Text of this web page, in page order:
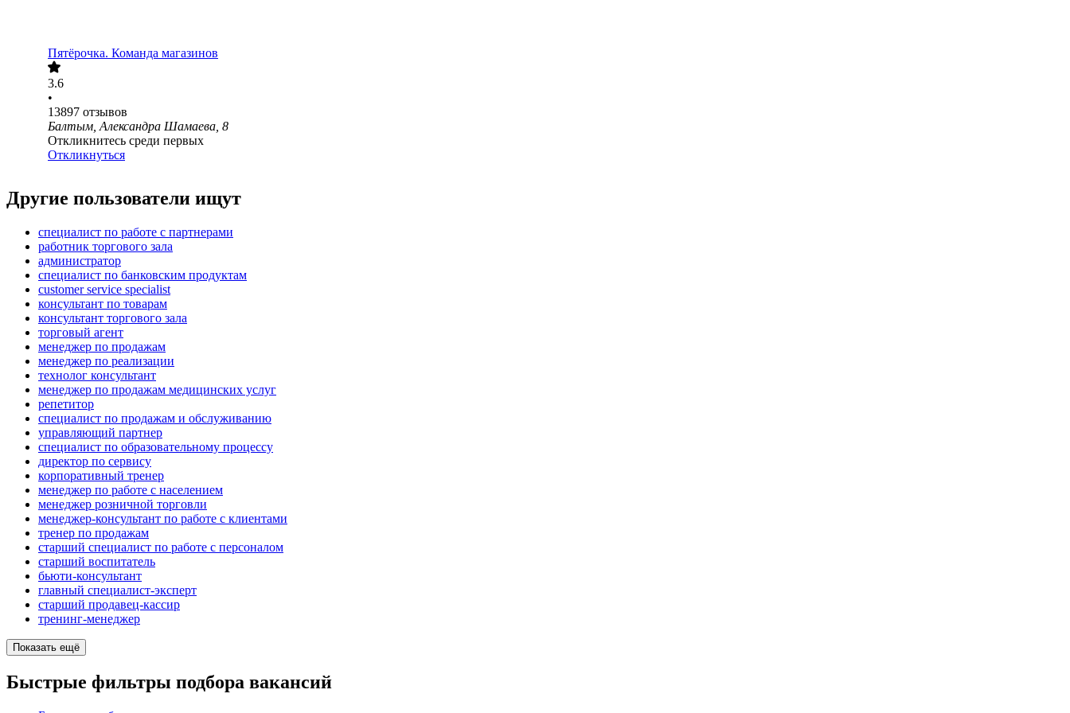
Пятёрочка. Команда магазинов
3.6
•
13897 отзывов
Балтым, Александра Шамаева, 8
Откликнитесь среди первых
Откликнуться
Другие пользователи ищут
специалист по работе с партнерами
работник торгового зала
администратор
специалист по банковским продуктам
customer service specialist
консультант по товарам
консультант торгового зала
торговый агент
менеджер по продажам
менеджер по реализации
технолог консультант
менеджер по продажам медицинских услуг
репетитор
специалист по продажам и обслуживанию
управляющий партнер
специалист по образовательному процессу
директор по сервису
корпоративный тренер
менеджер по работе с населением
менеджер розничной торговли
менеджер-консультант по работе с клиентами
тренер по продажам
старший специалист по работе с персоналом
старший воспитатель
бьюти-консультант
главный специалист-эксперт
старший продавец-кассир
тренинг-менеджер
Показать ещё
Быстрые фильтры подбора вакансий